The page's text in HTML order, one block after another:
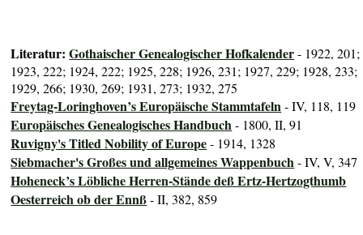
Literatur:Gothaischer Genealogischer Hofkalender- 1922, 201;
1923, 222; 1924, 222; 1925, 228; 1926, 231; 1927, 229; 1928, 233;
1929, 266; 1930, 269; 1931, 273; 1932, 275
Freytag-Loringhoven’s Europäische Stammtafeln - IV, 118, 119
Europäisches Genealogisches Handbuch - 1800, II, 91
Ruvigny's Titled Nobility of Europe- 1914, 1328
Siebmacher's Großes und allgemeines Wappenbuch - IV, V, 347
Hoheneck’s Löbliche Herren-Stände deß Ertz-Hertzogthumb
Oesterreich ob der Ennß- II, 382, 859